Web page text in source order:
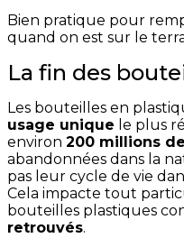
Bien pratique pour
quand on est sur le
La fin des
Les bouteilles en
usage unique le plus
environ 200 millions
abandonnées dans la
pas leur cycle de vie
Cela impacte tout
bouteilles plastiques
retrouvés.